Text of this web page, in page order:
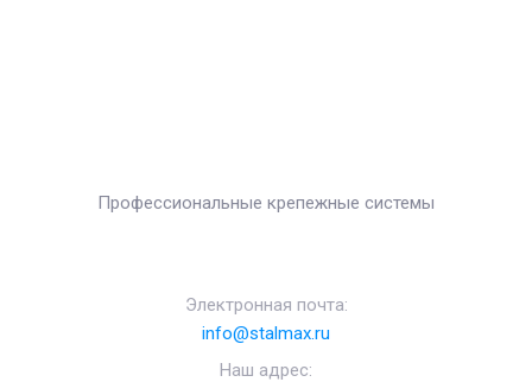
Профессиональные крепежные системы
Электронная почта:
info@stalmax.ru
Наш адрес: